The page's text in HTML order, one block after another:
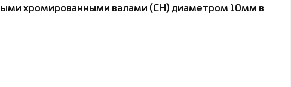
хромированными валами (CH) диаметром 10мм в